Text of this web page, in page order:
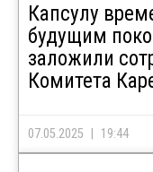
Капсулу
будущим
заложили
Комитета
07.05.2025 19:44